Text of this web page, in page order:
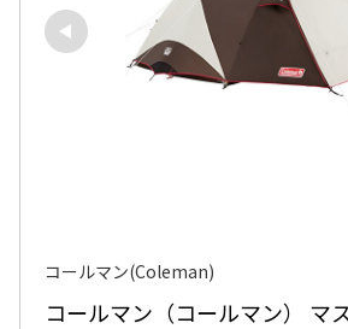
コールマン(Coleman)
コールマン（コールマン） マ